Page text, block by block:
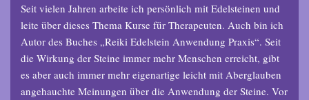
Seit vielen Jahren arbeite ich persönlich mit Edelsteinen und
leite über dieses Thema Kurse für Therapeuten. Auch bin ich
Autor des Buches „Reiki Edelstein Anwendung Praxis“. Seit
die Wirkung der Steine immer mehr Menschen erreicht, gibt
es aber auch immer mehr eigenartige leicht mit Aberglauben
angehauchte Meinungen über die Anwendung der Steine. Vor